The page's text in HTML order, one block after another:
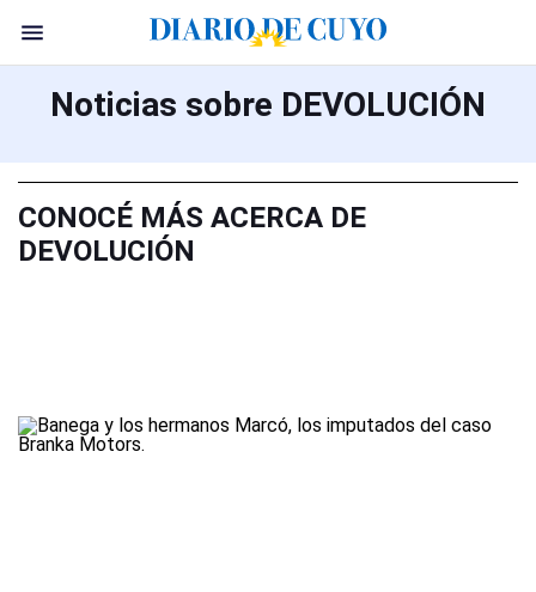
Noticias sobre DEVOLUCIÓN
CONOCÉ MÁS ACERCA DE
DEVOLUCIÓN